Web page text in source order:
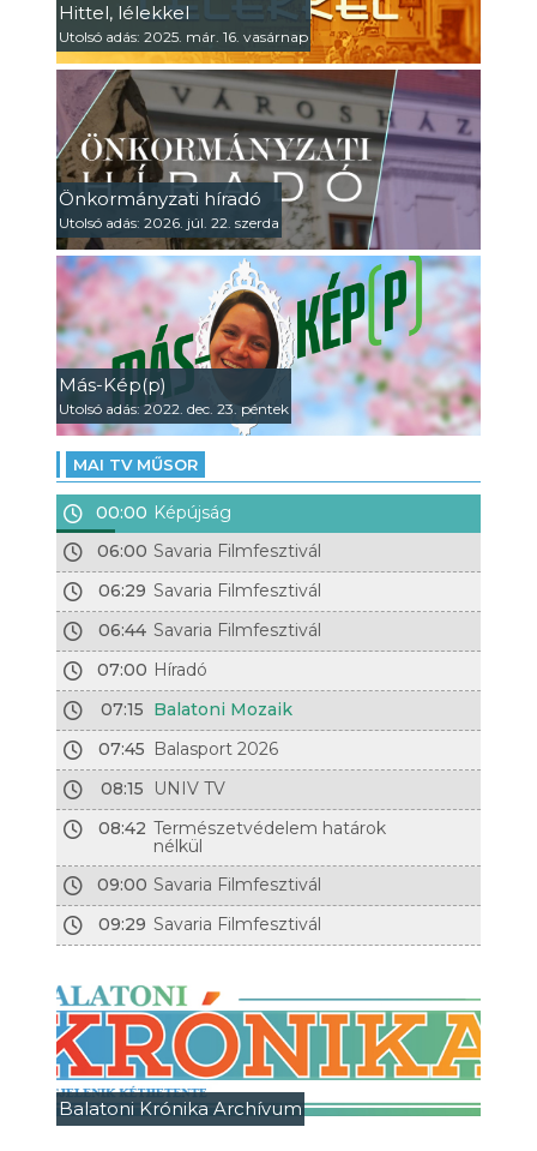
Hittel, lélekkel
Utolsó adás: 2025. már. 16. vasárnap
Önkormányzati híradó
Utolsó adás: 2026. júl. 22. szerda
Más-Kép(p)
Utolsó adás: 2022. dec. 23. péntek
MAI TV MŰSOR
00:00 Képújság
06:00 Savaria Filmfesztivál
06:29 Savaria Filmfesztivál
06:44 Savaria Filmfesztivál
07:00 Híradó
07:15 Balatoni Mozaik
07:45 Balasport 2026
08:15
UNIV TV
08:42 Természetvédelem határok
nélkül
09:00 Savaria Filmfesztivál
09:29 Savaria Filmfesztivál
Balatoni Krónika Archívum